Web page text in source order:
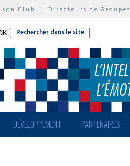
son Club | Directeurs de Groupes
Rechercher dans le site
DÉVELOPPEMENT PARTENAIRES